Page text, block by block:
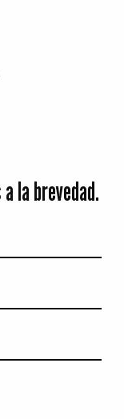
la brevedad.